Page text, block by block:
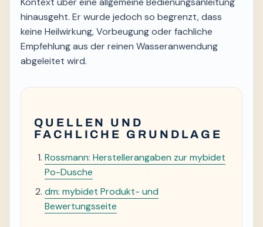
hinausgeht. Er wurde jedoch so begrenzt, dass
keine Heilwirkung, Vorbeugung oder fachliche
Empfehlung aus der reinen Wasseranwendung
abgeleitet wird.
QUELLEN UND
FACHLICHE GRUNDLAGE
Rossmann: Herstellerangaben zur mybidet
Po-Dusche
dm: mybidet Produkt- und
Bewertungsseite